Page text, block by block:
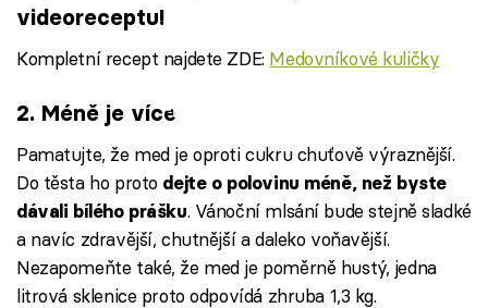
videoreceptu!
Kompletní recept najdete ZDE: Medovníkové kuličky
Failed to fetch
2. Méně je více
Pamatujte, že med je oproti cukru chuťově výraznější.
Do těsta ho proto dejte o polovinu méně, než byste
dávali bílého prášku. Vánoční mlsání bude stejně sladké
a navíc zdravější, chutnější a daleko voňavější.
Nezapomeňte také, že med je poměrně hustý, jedna
litrová sklenice proto odpovídá zhruba 1,3 kg.